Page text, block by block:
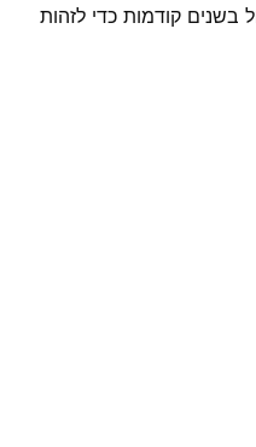
בשנים קודמות כדי לזהות